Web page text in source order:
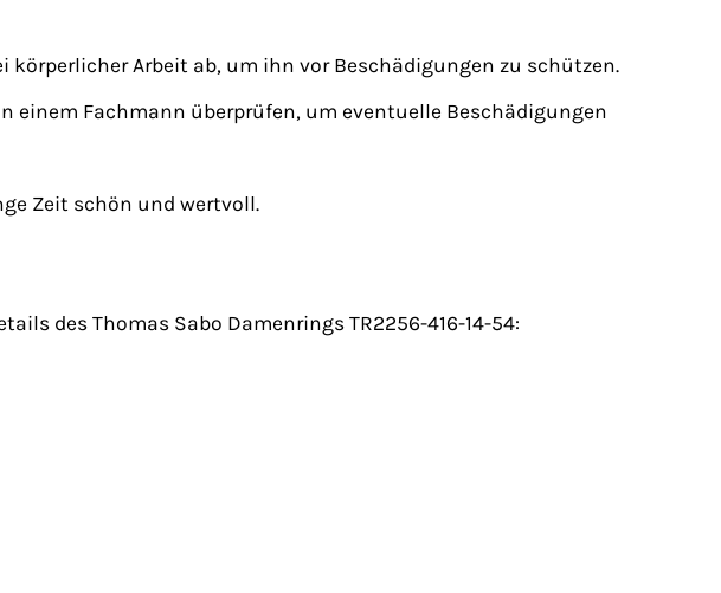
körperlicher Arbeit ab, um ihn vor Beschädigungen zu schützen.
einem Fachmann überprüfen, um eventuelle Beschädigungen
Zeit schön und wertvoll.
des Thomas Sabo Damenrings TR2256-416-14-54: